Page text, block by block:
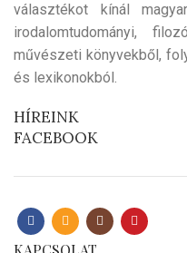
választékot kínál
irodalomtudományi,
művészeti könyvekből,
és lexikonokból.
HÍREINK
FACEBOOK